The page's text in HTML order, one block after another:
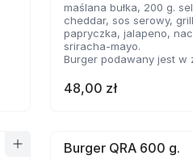
maślana bułka, 200 g.
cheddar, sos serowy,
papryczka, jalapeno,
sriracha-mayo.
Burger podawany jest w
48,00 zł
Burger QRA 600 g.